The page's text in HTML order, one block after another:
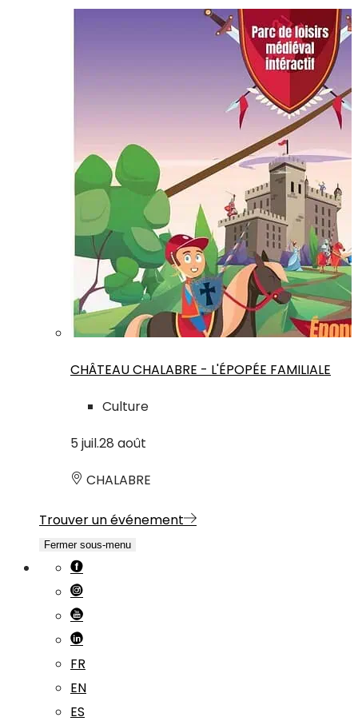
CHÂTEAU CHALABRE - L'ÉPOPÉE FAMILIALE
Culture
5 juil.28 août
CHALABRE
Trouver un événement
Fermer sous-menu
FR
EN
ES